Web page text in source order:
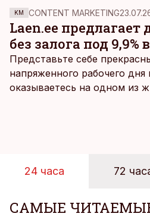
Союза городов и
предупреждает, что в
цифры могут еще
KM CONTENT MARKETING
Laen.ee предлагает
без залога под 9,9%
Представьте себе
напряженного рабочего
оказываетесь на одном из
24 часа 72
САМЫЕ